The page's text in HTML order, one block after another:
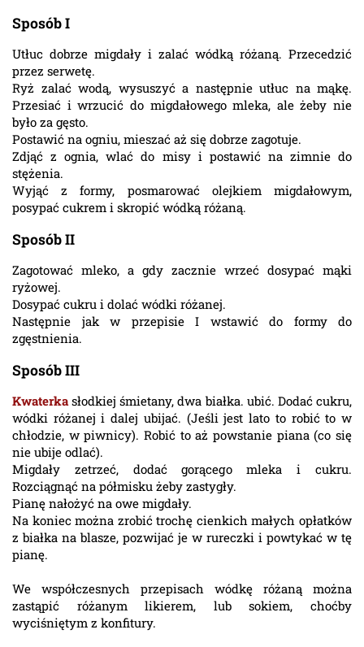
Sposób I
Utłuc dobrze migdały i zalać wódką różaną. Przecedzić
przez serwetę.
Ryż zalać wodą, wysuszyć a następnie utłuc na mąkę.
Przesiać i wrzucić do migdałowego mleka, ale żeby nie
było za gęsto.
Postawić na ogniu, mieszać aż się dobrze zagotuje.
Zdjąć z ognia, wlać do misy i postawić na zimnie do
stężenia.
Wyjąć z formy, posmarować olejkiem migdałowym,
posypać cukrem i skropić wódką różaną.
Sposób II
Zagotować mleko, a gdy zacznie wrzeć dosypać mąki
ryżowej.
Dosypać cukru i dolać wódki różanej.
Następnie jak w przepisie I wstawić do formy do
zgęstnienia.
Sposób III
Kwaterkasłodkiej śmietany, dwa białka. ubić. Dodać cukru,
wódki różanej i dalej ubijać. (Jeśli jest lato to robić to w
chłodzie, w piwnicy). Robić to aż powstanie piana (co się
nie ubije odlać).
Migdały zetrzeć, dodać gorącego mleka i cukru.
Rozciągnąć na półmisku żeby zastygły.
Pianę nałożyć na owe migdały.
Na koniec można zrobić trochę cienkich małych opłatków
z białka na blasze, pozwijać je w rureczki i powtykać w tę
pianę.
We współczesnych przepisach wódkę różaną można
zastąpić różanym likierem, lub sokiem, choćby
wyciśniętym z konfitury.